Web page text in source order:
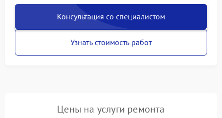
Консультация со специалистом
Узнать стоимость работ
Цены на услуги ремонта